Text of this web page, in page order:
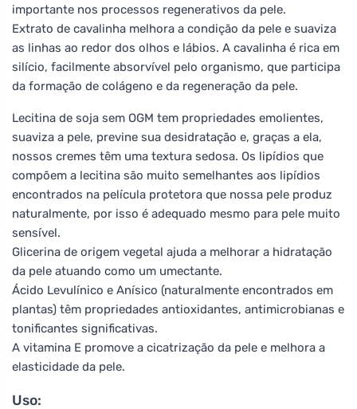
importante nos processos regenerativos da pele.
Extrato de cavalinha melhora a condição da pele e suaviza
as linhas ao redor dos olhos e lábios. A cavalinha é rica em
silício, facilmente absorvível pelo organismo, que participa
da formação de colágeno e da regeneração da pele.
Lecitina de soja sem OGM tem propriedades emolientes,
suaviza a pele, previne sua desidratação e, graças a ela,
nossos cremes têm uma textura sedosa. Os lipídios que
compõem a lecitina são muito semelhantes aos lipídios
encontrados na película protetora que nossa pele produz
naturalmente, por isso é adequado mesmo para pele muito
sensível.
Glicerina de origem vegetal ajuda a melhorar a hidratação
da pele atuando como um umectante.
Ácido Levulínico e Anísico (naturalmente encontrados em
plantas) têm propriedades antioxidantes, antimicrobianas e
tonificantes significativas.
A vitamina E promove a cicatrização da pele e melhora a
elasticidade da pele.
Uso: